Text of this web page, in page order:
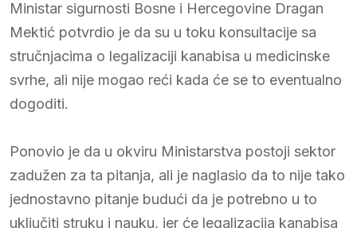
Ministar sigurnosti Bosne i Hercegovine Dragan
Mektić potvrdio je da su u toku konsultacije sa
stručnjacima o legalizaciji kanabisa u medicinske
svrhe, ali nije mogao reći kada će se to eventualno
dogoditi.
Ponovio je da u okviru Ministarstva postoji sektor
zadužen za ta pitanja, ali je naglasio da to nije tako
jednostavno pitanje budući da je potrebno u to
uključiti struku i nauku, jer će legalizacija kanabisa